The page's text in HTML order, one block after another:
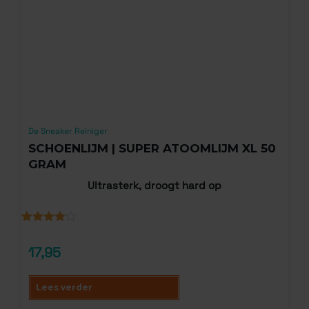
De Sneaker Reiniger
SCHOENLIJM | SUPER ATOOMLIJM XL 50
GRAM
Ultrasterk, droogt hard op
gebaseerd
klantbeoordeling
17,95
Lees verder